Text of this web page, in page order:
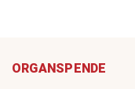
ORGANSPENDE